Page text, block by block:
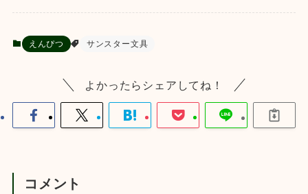
えんぴつ サンスター文具
よかったらシェアしてね！
コメント